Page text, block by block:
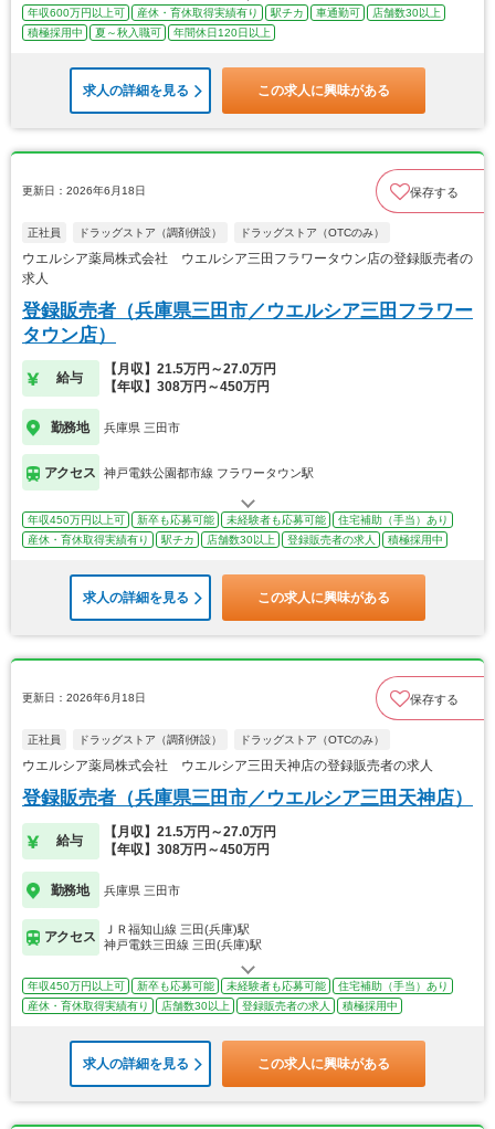
年収600万円以上可 産休・育休取得実績有り 駅チカ 車通勤可
店舗数30以上
積極採用中
夏～秋入職可 年間休日120日以上
求人の詳細を見る この求人に興味がある
更新日：2026年6月18日 保存する
正社員 ドラッグストア（調剤併設） ドラッグストア（OTCのみ）
ウエルシア薬局株式会社 ウエルシア三田フラワータウン店の登録販売者の
求人
登録販売者（兵庫県三田市／ウエルシア三田フラワー
タウン店）
給与
【月収】21.5万円～27.0万円
【年収】308万円～450万円
勤務地 兵庫県 三田市
アクセス 神戸電鉄公園都市線 フラワータウン駅
年収450万円以上可 新卒も応募可能 未経験者も応募可能
住宅補助（手当）あり
産休・育休取得実績有り
駅チカ 店舗数30以上 登録販売者の求人 積極採用中
求人の詳細を見る この求人に興味がある
更新日：2026年6月18日 保存する
正社員 ドラッグストア（調剤併設） ドラッグストア（OTCのみ）
ウエルシア薬局株式会社 ウエルシア三田天神店の登録販売者の求人
登録販売者（兵庫県三田市／ウエルシア三田天神店）
給与
【月収】21.5万円～27.0万円
【年収】308万円～450万円
勤務地 兵庫県 三田市
アクセス
ＪＲ福知山線 三田(兵庫)駅
神戸電鉄三田線 三田(兵庫)駅
年収450万円以上可 新卒も応募可能 未経験者も応募可能
住宅補助（手当）あり
産休・育休取得実績有り
店舗数30以上 登録販売者の求人 積極採用中
求人の詳細を見る この求人に興味がある